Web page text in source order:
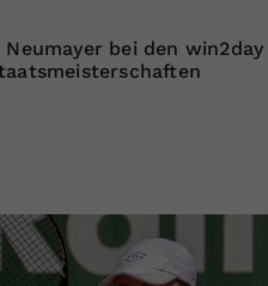
bei den win2day